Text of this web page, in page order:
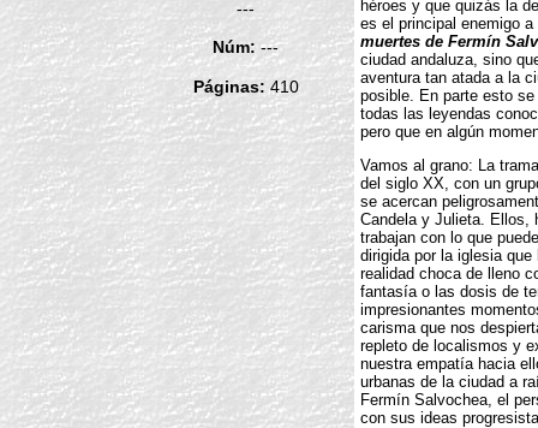
---
Núm: ---
Páginas: 410
héroes y que quizás la
es el principal enemigo
muertes de Fermín
ciudad andaluza, sino
aventura tan atada a la
posible. En parte esto
todas las leyendas
pero que en algún
Vamos al grano: La
del siglo XX, con un
se acercan
Candela y Julieta. Ellos,
trabajan con lo que
dirigida por la iglesia
realidad choca de lleno
fantasía o las dosis de
impresionantes
carisma que nos
repleto de localismos y
nuestra empatía hacia
urbanas de la ciudad a
Fermín Salvochea, el
con sus ideas